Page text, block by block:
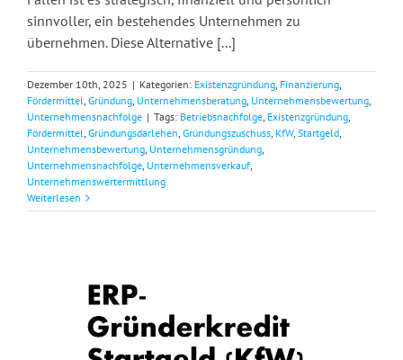
sinnvoller, ein bestehendes Unternehmen zu
übernehmen. Diese Alternative [...]
Dezember 10th, 2025 | Kategorien: Existenzgründung, Finanzierung,
Fördermittel, Gründung, Unternehmensberatung, Unternehmensbewertung,
Unternehmensnachfolge | Tags: Betriebsnachfolge, Existenzgründung,
Fördermittel, Gründungsdarlehen, Gründungszuschuss, KfW, Startgeld,
Unternehmensbewertung, Unternehmensgründung,
Unternehmensnachfolge, Unternehmensverkauf,
Unternehmenswertermittlung
Weiterlesen